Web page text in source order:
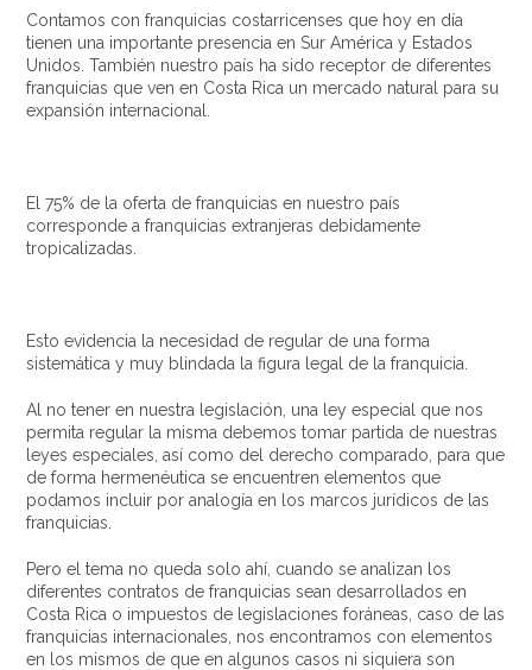
Contamos con franquicias costarricenses que hoy en día
tienen una importante presencia en Sur América y Estados
Unidos. También nuestro país ha sido receptor de diferentes
franquicias que ven en Costa Rica un mercado natural para su
expansión internacional.
El 75% de la oferta de franquicias en nuestro país
corresponde a franquicias extranjeras debidamente
tropicalizadas.
Esto evidencia la necesidad de regular de una forma
sistemática y muy blindada la figura legal de la franquicia.
Al no tener en nuestra legislación, una ley especial que nos
permita regular la misma debemos tomar partida de nuestras
leyes especiales, así como del derecho comparado, para que
de forma hermenéutica se encuentren elementos que
podamos incluir por analogía en los marcos jurídicos de las
franquicias.
Pero el tema no queda solo ahí, cuando se analizan los
diferentes contratos de franquicias sean desarrollados en
Costa Rica o impuestos de legislaciones foráneas, caso de las
franquicias internacionales, nos encontramos con elementos
en los mismos de que en algunos casos ni siquiera son